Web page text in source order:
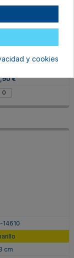
09838
€
14610
cm
y cookies